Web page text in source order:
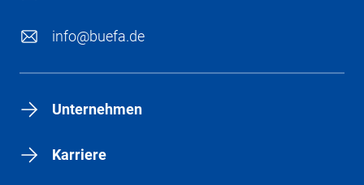
info@buefa.de
Unternehmen
Karriere